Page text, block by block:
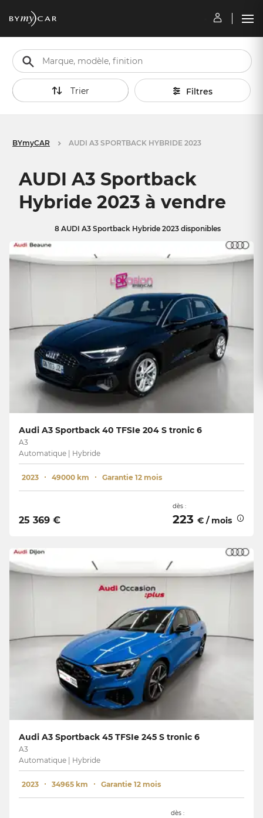
Trier Filtres
BYmyCAR AUDI A3 SPORTBACK HYBRIDE 2023
AUDI A3 Sportback
Hybride 2023 à vendre
8 AUDI A3 Sportback Hybride 2023 disponibles
Audi A3 Sportback 40 TFSIe 204 S tronic 6
A3
Automatique | Hybride
2023 49000 km Garantie 12 mois
25 369 €
dès :
223 € / mois
Audi A3 Sportback 45 TFSIe 245 S tronic 6
A3
Automatique | Hybride
2023 34965 km Garantie 12 mois
dès :